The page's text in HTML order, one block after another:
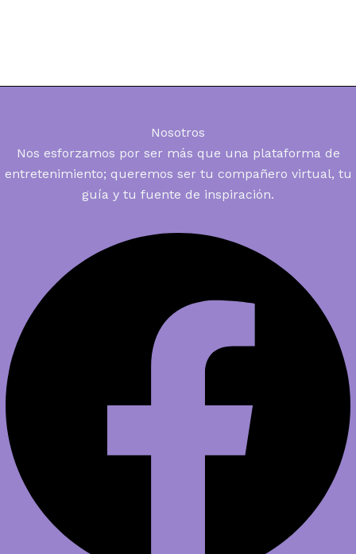
Nosotros
Nos esforzamos por ser más que una plataforma de
entretenimiento; queremos ser tu compañero virtual, tu
guía y tu fuente de inspiración.